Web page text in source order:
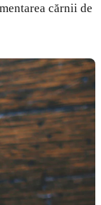
cărnii de